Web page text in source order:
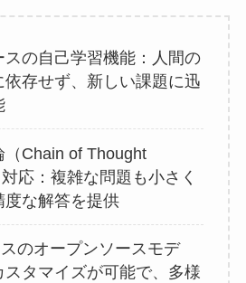
スの自己学習機能：人間の
存せず、新しい課題に迅
（Chain of Thought
応：複雑な問題も小さく
度な解答を提供
のオープンソースモデ
スタマイズが可能で、多様